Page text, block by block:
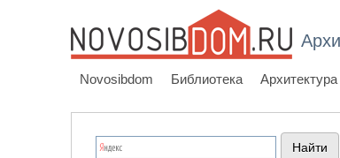
Novosibdom Библиотека Архитектура